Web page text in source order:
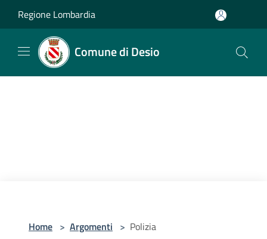
Regione Lombardia
Comune di Desio
Home > Argomenti > Polizia